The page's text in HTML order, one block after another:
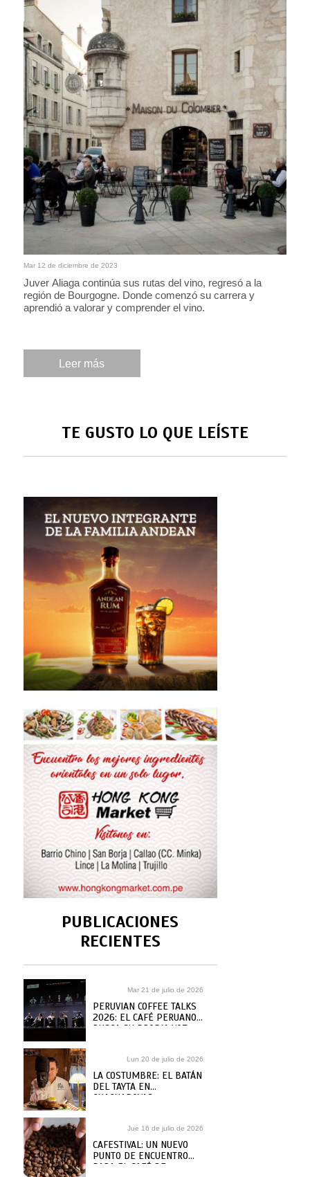
Mar 12 de diciembre de 2023
Juver Aliaga continúa sus rutas del vino, regresó a la
región de Bourgogne. Donde comenzó su carrera y
aprendió a valorar y comprender el vino.
Leer más
TE GUSTO LO QUE LEÍSTE
PUBLICACIONES
RECIENTES
Mar 21 de julio de 2026
PERUVIAN COFFEE TALKS
2026: EL CAFÉ PERUANO
BUSCA SU PROPIA VOZ
Lun 20 de julio de 2026
LA COSTUMBRE: EL BATÁN
DEL TAYTA EN
CHACHAPOYAS
Jue 16 de julio de 2026
CAFESTIVAL: UN NUEVO
PUNTO DE ENCUENTRO
PARA EL CAFÉ DE